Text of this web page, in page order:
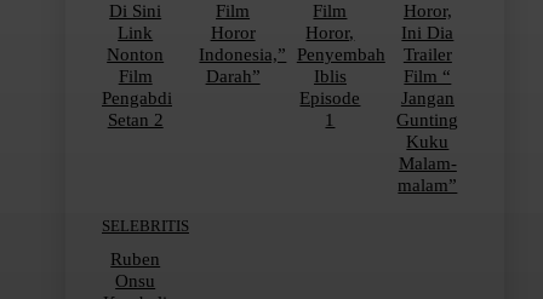
Di Sini
Link
Nonton
Film
Pengabdi
Setan 2
Film
Horor
Indonesia,”
Darah”
Film
Horor,
Penyembah
Iblis
Episode
1
Horor,
Ini Dia
Trailer
Film “
Jangan
Gunting
Kuku
Malam-
malam”
SELEBRITIS
Ruben
Onsu